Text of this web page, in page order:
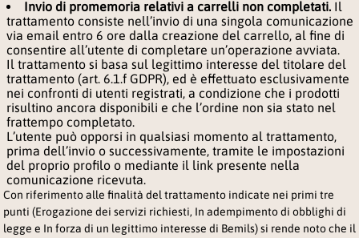
Invio di promemoria relativi a carrelli non completati. Il
trattamento consiste nell’invio di una singola comunicazione
via email entro 6 ore dalla creazione del carrello, al fine di
consentire all’utente di completare un’operazione avviata.
Il trattamento si basa sul legittimo interesse del titolare del
trattamento (art. 6.1.f GDPR), ed è effettuato esclusivamente
nei confronti di utenti registrati, a condizione che i prodotti
risultino ancora disponibili e che l’ordine non sia stato nel
frattempo completato.
L’utente può opporsi in qualsiasi momento al trattamento,
prima dell’invio o successivamente, tramite le impostazioni
del proprio profilo o mediante il link presente nella
comunicazione ricevuta.
Con riferimento alle finalità del trattamento indicate nei primi tre
punti (Erogazione dei servizi richiesti, In adempimento di obblighi di
legge e In forza di un legittimo interesse di Bemils) si rende noto che il